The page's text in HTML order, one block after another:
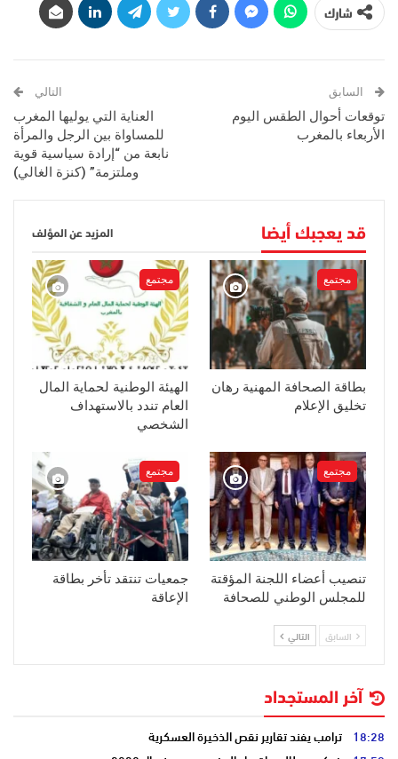
شارك
السابق
توقعات أحوال الطقس اليوم
الأربعاء بالمغرب
التالي
العناية التي يوليها المغرب
للمساواة بين الرجل والمرأة
نابعة من “إرادة سياسية قوية
وملتزمة” (كنزة الغالي)
قد يعجبك أيضا المزيد عن المؤلف
مجتمع
بطاقة الصحافة المهنية رهان
تخليق الإعلام
مجتمع
الهيئة الوطنية لحماية المال
العام تندد بالاستهداف
الشخصي
مجتمع
تنصيب أعضاء اللجنة المؤقتة
للمجلس الوطني للصحافة
مجتمع
جمعيات تنتقد تأخر بطاقة
الإعاقة
السابق التالي
آخر المستجداد
18:28 ترامب يفند تقارير نقص الذخيرة العسكرية